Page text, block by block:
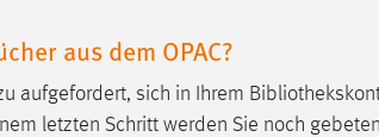
aus dem OPAC?
aufgefordert, sich in Ihrem
letzten Schritt werden Sie noch
Social Media